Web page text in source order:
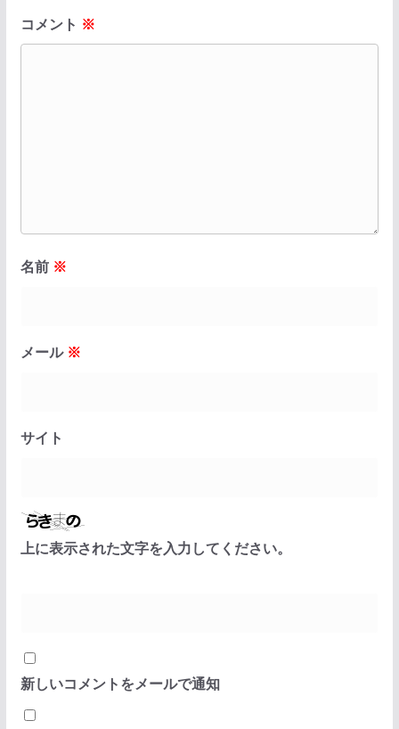
コメント ※
名前 ※
メール ※
サイト
上に表示された文字を入力してください。
新しいコメントをメールで通知